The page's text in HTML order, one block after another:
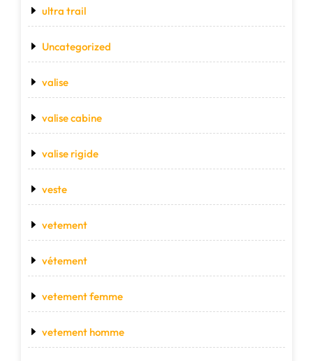
ultra trail
Uncategorized
valise
valise cabine
valise rigide
veste
vetement
vétement
vetement femme
vetement homme